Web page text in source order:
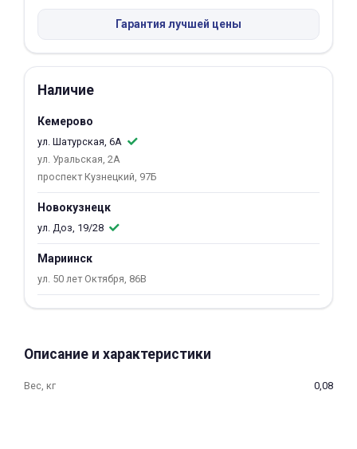
Гарантия лучшей цены
Наличие
Кемерово
ул. Шатурская, 6А
ул. Уральская, 2А
проспект Кузнецкий, 97Б
Новокузнецк
ул. Доз, 19/28
Мариинск
ул. 50 лет Октября, 86В
Описание и характеристики
Вес, кг 0,08
в корзину
Оплачивайте сегодня только
Получайте товар
выбранный способом
Оставшиеся
списываться
по25%каждые 2 недели